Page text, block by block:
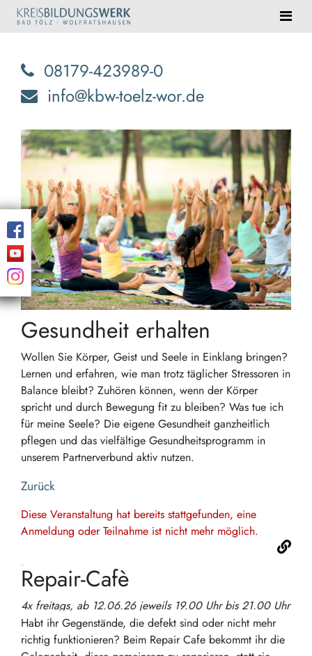
08179-423989-0
info@kbw-toelz-wor.de
Gesundheit erhalten
Wollen Sie Körper, Geist und Seele in Einklang bringen?
Lernen und erfahren, wie man trotz täglicher Stressoren in
Balance bleibt? Zuhören können, wenn der Körper
spricht und durch Bewegung fit zu bleiben? Was tue ich
für meine Seele? Die eigene Gesundheit ganzheitlich
pflegen und das vielfältige Gesundheitsprogramm in
unserem Partnerverbund aktiv nutzen.
Zurück
Diese Veranstaltung hat bereits stattgefunden, eine
Anmeldung oder Teilnahme ist nicht mehr möglich.
Repair-Cafè
4x freitags, ab 12.06.26 jeweils 19.00 Uhr bis 21.00 Uhr
Habt ihr Gegenstände, die defekt sind oder nicht mehr
richtig funktionieren? Beim Repair Cafe bekommt ihr die